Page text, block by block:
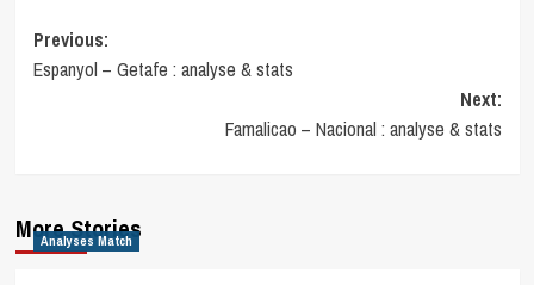
Post
navigation
Previous:
Espanyol – Getafe : analyse & stats
Next:
Famalicao – Nacional : analyse & stats
More Stories
Analyses Match